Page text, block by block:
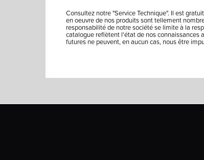
Consultez notre "Service Technique". Il est
en oeuvre de nos produits sont tellement
responsabilité de notre société se limite à la
catalogue reflètent l'état de nos connaissances
futures ne peuvent, en aucun cas, nous être